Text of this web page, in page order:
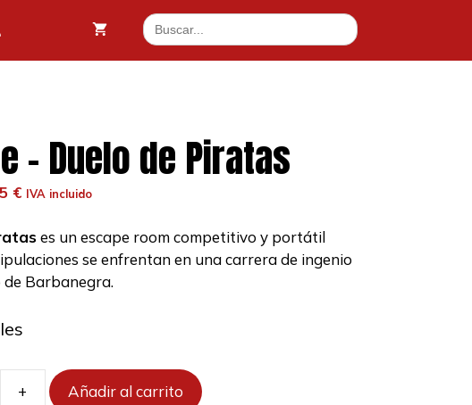
Buscar:
– Duelo de Piratas
€.
€El
actual
es:
13,05 €.
IVA incluido
es un escape room competitivo y portátil
se enfrentan en una carrera de ingenio
Barbanegra.
+ Añadir al carrito
13,05 €.
de
Piratas
cantidad